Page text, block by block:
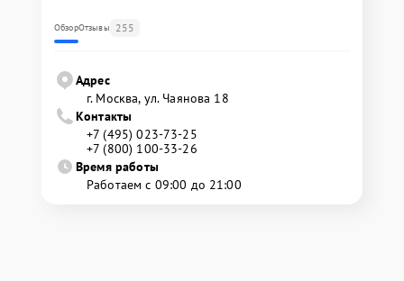
ОбзорОтзывы 255
Адрес
г. Москва, ул. Чаянова 18
Контакты
+7 (495) 023-73-25
+7 (800) 100-33-26
Время работы
Работаем с 09:00 до 21:00